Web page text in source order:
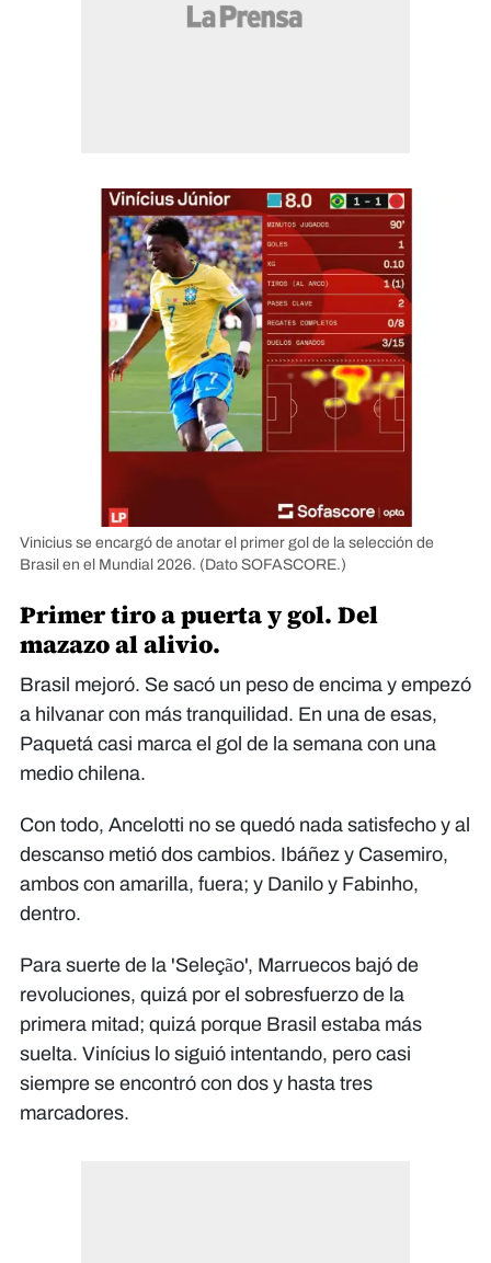
Vinicius se encargó de anotar el primer gol de la selección de
Brasil en el Mundial 2026. (Dato SOFASCORE.)
Primer tiro a puerta y gol. Del
mazazo al alivio.
Brasil mejoró. Se sacó un peso de encima y empezó
a hilvanar con más tranquilidad. En una de esas,
Paquetá casi marca el gol de la semana con una
medio chilena.
Con todo, Ancelotti no se quedó nada satisfecho y al
descanso metió dos cambios. Ibáñez y Casemiro,
ambos con amarilla, fuera; y Danilo y Fabinho,
dentro.
Para suerte de la 'Seleção', Marruecos bajó de
revoluciones, quizá por el sobresfuerzo de la
primera mitad; quizá porque Brasil estaba más
suelta. Vinícius lo siguió intentando, pero casi
siempre se encontró con dos y hasta tres
marcadores.